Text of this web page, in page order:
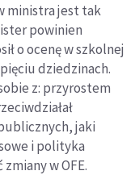
ministra jest tak
powinien
o ocenę w szkolnej
dziedzinach.
z: przyrostem
jaki
i polityka
w OFE.